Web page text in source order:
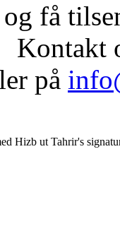
og få
Kontakt
på
Hizb ut Tahrir's